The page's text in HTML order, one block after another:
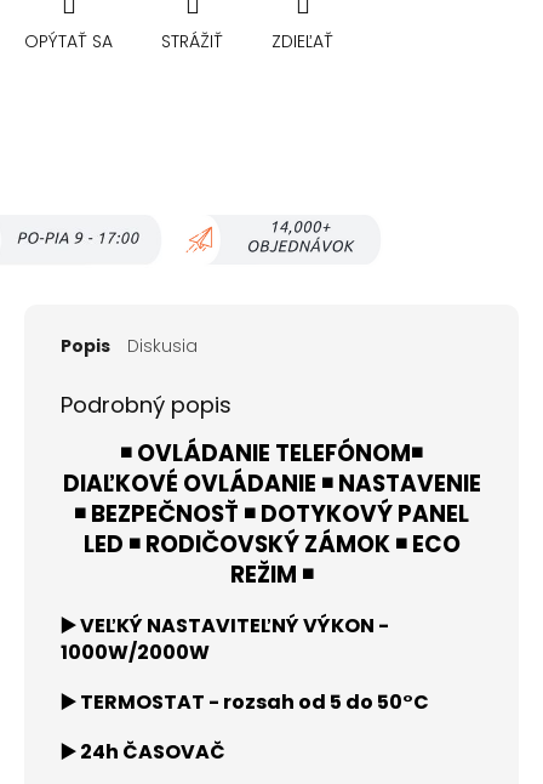
OPÝTAŤ SA STRÁŽIŤ ZDIEĽAŤ
Popis Diskusia
Podrobný popis
◾ OVLÁDANIE TELEFÓNOM◾
DIAĽKOVÉ OVLÁDANIE ◾ NASTAVENIE
◾ BEZPEČNOSŤ ◾ DOTYKOVÝ PANEL
LED ◾ RODIČOVSKÝ ZÁMOK ◾ ECO
REŽIM ◾
▶️ VEĽKÝ NASTAVITEĽNÝ VÝKON -
1000W/2000W
▶️ TERMOSTAT - rozsah od 5 do 50°C
▶️ 24h ČASOVAČ